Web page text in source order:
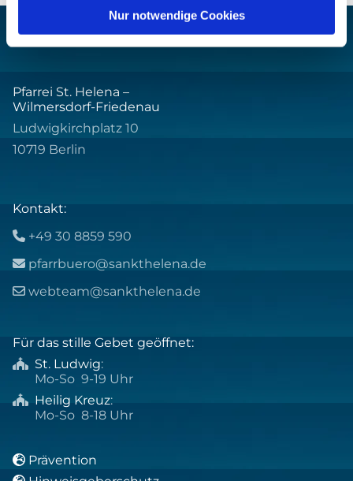
Nur notwendige Cookies
Pfarrei St. Helena –
Wilmersdorf-Friedenau
Ludwigkirchplatz 10
10719 Berlin
Kontakt:
 +49 30 8859 590
 pfarrbuero@sankthelena.de
 webteam@sankthelena.de
Für das stille Gebet geöffnet:
 St. Ludwig:
Mo-So 9-19 Uhr
 Heilig Kreuz:
Mo-So 8-18 Uhr
 Prävention